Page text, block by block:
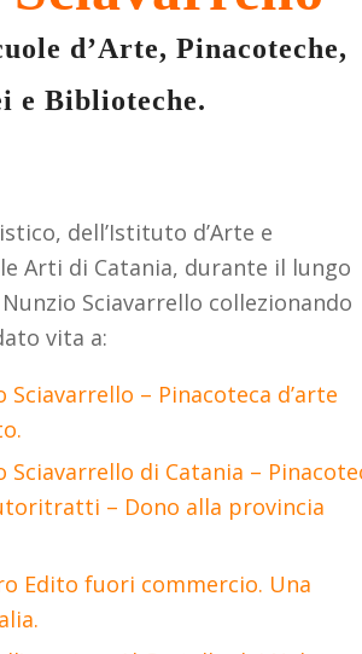
d’Arte, Pinacoteche,
e Biblioteche.
dell’Istituto d’Arte e
Arti di Catania, durante il lungo
Sciavarrello collezionando
vita a:
Sciavarrello – Pinacoteca d’arte
Sciavarrello di Catania –
– Dono alla provincia
Edito fuori commercio. Una